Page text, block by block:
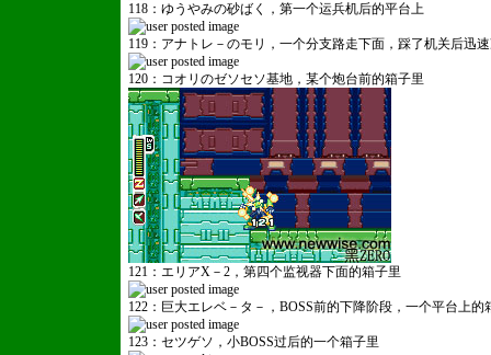
118：ゆうやみの砂ばく，第一个运兵机后的平台上
119：アナトレ－のモリ，一个分支路走下面，踩了机关后迅
120：コオリのゼソセソ基地，某个炮台前的箱子里
121：エリアX－2，第四个监视器下面的箱子里
122：巨大エレベ－タ－，BOSS前的下降阶段，一个平台上的
123：セツゲソ，小BOSS过后的一个箱子里